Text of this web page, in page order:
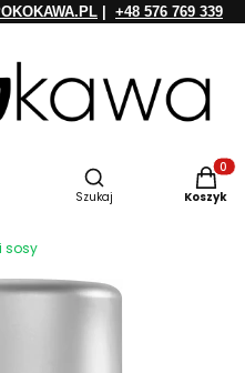
+48 576 769 339
Otwórz wyszukiwarkę
Szukaj Koszyk
sosy